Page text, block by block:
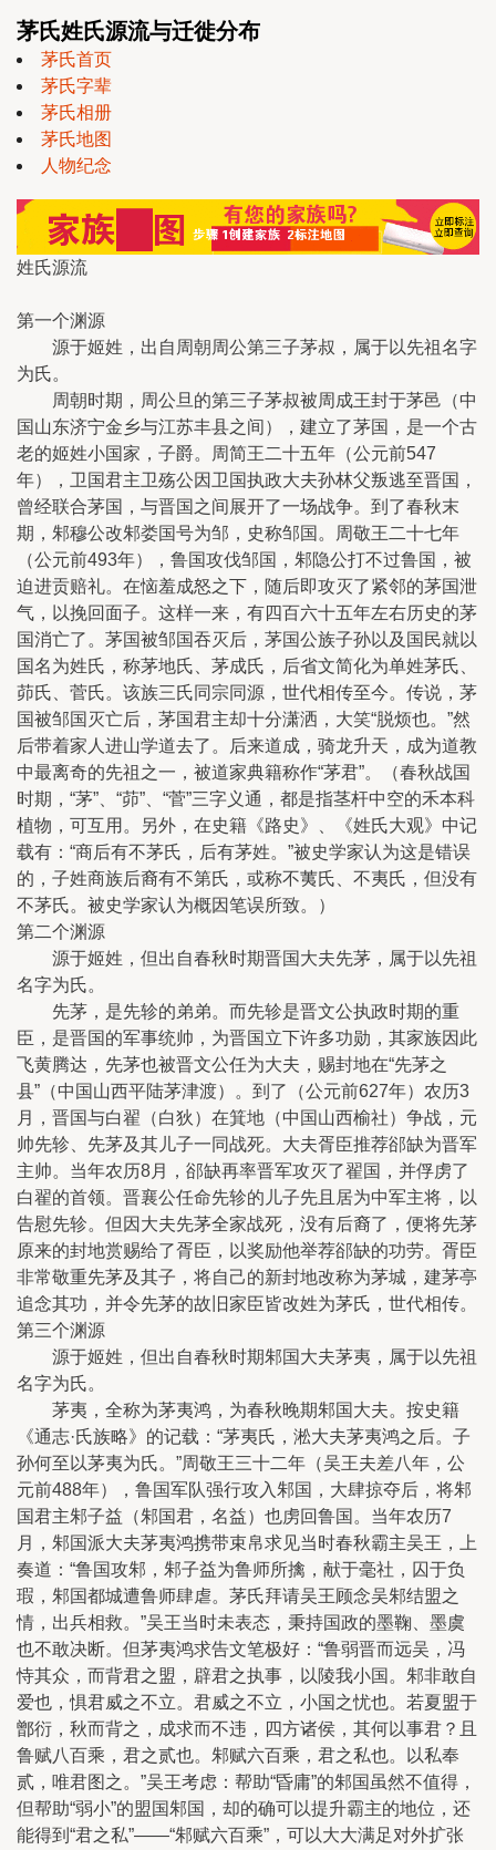
茅氏姓氏源流与迁徙分布
茅氏首页
茅氏字辈
茅氏相册
茅氏地图
人物纪念
姓氏源流
第一个渊源
源于姬姓，出自周朝周公第三子茅叔，属于以先祖名字
为氏。
周朝时期，周公旦的第三子茅叔被周成王封于茅邑（中
国山东济宁金乡与江苏丰县之间），建立了茅国，是一个古
老的姬姓小国家，子爵。周简王二十五年（公元前547
年），卫国君主卫殇公因卫国执政大夫孙林父叛逃至晋国，
曾经联合茅国，与晋国之间展开了一场战争。到了春秋末
期，邾穆公改邾娄国号为邹，史称邹国。周敬王二十七年
（公元前493年），鲁国攻伐邹国，邾隐公打不过鲁国，被
迫进贡赔礼。在恼羞成怒之下，随后即攻灭了紧邻的茅国泄
气，以挽回面子。这样一来，有四百六十五年左右历史的茅
国消亡了。茅国被邹国吞灭后，茅国公族子孙以及国民就以
国名为姓氏，称茅地氏、茅成氏，后省文简化为单姓茅氏、
茆氏、菅氏。该族三氏同宗同源，世代相传至今。传说，茅
国被邹国灭亡后，茅国君主却十分潇洒，大笑“脱烦也。”然
后带着家人进山学道去了。后来道成，骑龙升天，成为道教
中最离奇的先祖之一，被道家典籍称作“茅君”。（春秋战国
时期，“茅”、“茆”、“菅”三字义通，都是指茎杆中空的禾本科
植物，可互用。另外，在史籍《路史》、《姓氏大观》中记
载有：“商后有不茅氏，后有茅姓。”被史学家认为这是错误
的，子姓商族后裔有不第氏，或称不荑氏、不夷氏，但没有
不茅氏。被史学家认为概因笔误所致。）
第二个渊源
源于姬姓，但出自春秋时期晋国大夫先茅，属于以先祖
名字为氏。
先茅，是先轸的弟弟。而先轸是晋文公执政时期的重
臣，是晋国的军事统帅，为晋国立下许多功勋，其家族因此
飞黄腾达，先茅也被晋文公任为大夫，赐封地在“先茅之
县”（中国山西平陆茅津渡）。到了（公元前627年）农历3
月，晋国与白翟（白狄）在箕地（中国山西榆社）争战，元
帅先轸、先茅及其儿子一同战死。大夫胥臣推荐郤缺为晋军
主帅。当年农历8月，郤缺再率晋军攻灭了翟国，并俘虏了
白翟的首领。晋襄公任命先轸的儿子先且居为中军主将，以
告慰先轸。但因大夫先茅全家战死，没有后裔了，便将先茅
原来的封地赏赐给了胥臣，以奖励他举荐郤缺的功劳。胥臣
非常敬重先茅及其子，将自己的新封地改称为茅城，建茅亭
追念其功，并令先茅的故旧家臣皆改姓为茅氏，世代相传。
第三个渊源
源于姬姓，但出自春秋时期邾国大夫茅夷，属于以先祖
名字为氏。
茅夷，全称为茅夷鸿，为春秋晚期邾国大夫。按史籍
《通志·氏族略》的记载：“茅夷氏，淞大夫茅夷鸿之后。子
孙何至以茅夷为氏。”周敬王三十二年（吴王夫差八年，公
元前488年），鲁国军队强行攻入邾国，大肆掠夺后，将邾
国君主邾子益（邾国君，名益）也虏回鲁国。当年农历7
月，邾国派大夫茅夷鸿携带束帛求见当时春秋霸主吴王，上
奏道：“鲁国攻邾，邾子益为鲁师所擒，献于毫社，囚于负
瑕，邾国都城遭鲁师肆虐。茅氏拜请吴王顾念吴邾结盟之
情，出兵相救。”吴王当时未表态，秉持国政的墨鞠、墨虞
也不敢决断。但茅夷鸿求告文笔极好：“鲁弱晋而远吴，冯
恃其众，而背君之盟，辟君之执事，以陵我小国。邾非敢自
爱也，惧君威之不立。君威之不立，小国之忧也。若夏盟于
鄫衍，秋而背之，成求而不违，四方诸侯，其何以事君？且
鲁赋八百乘，君之贰也。邾赋六百乘，君之私也。以私奉
贰，唯君图之。”吴王考虑：帮助“昏庸”的邾国虽然不值得，
但帮助“弱小”的盟国邾国，却的确可以提升霸主的地位，还
能得到“君之私”——“邾赋六百乘”，可以大大满足对外扩张